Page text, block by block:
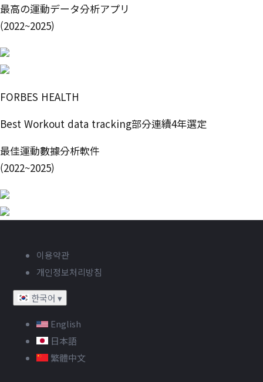
最高の運動データ分析アプリ
(2022~2025)
FORBES HEALTH
Best Workout data tracking部分連續4年選定
最佳運動數據分析軟件
(2022~2025)
이용약관
개인정보처리방침
한국어 ▾
English
日本語
繁體中文